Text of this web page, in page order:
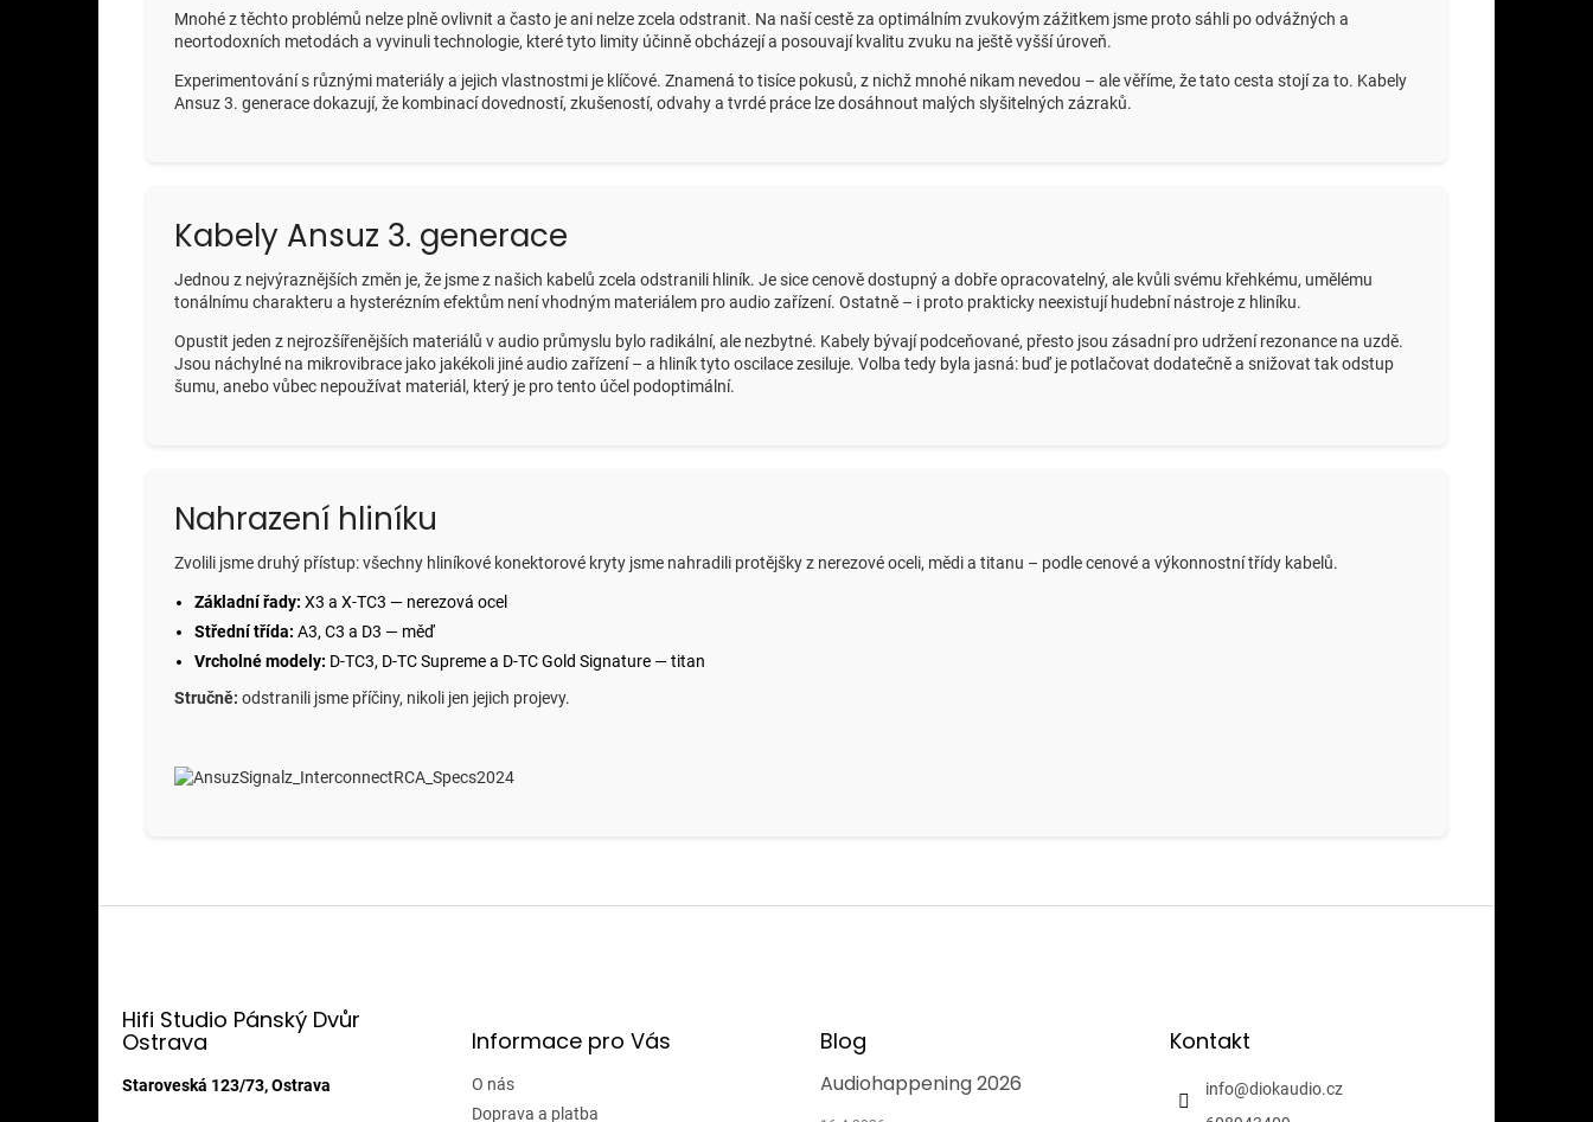
Mnohé z těchto problémů nelze plně ovlivnit a často je ani nelze zcela odstranit. Na naší cestě za optimálním zvukovým zážitkem jsme proto sáhli po odvážných a
neortodoxních metodách a vyvinuli technologie, které tyto limity účinně obcházejí a posouvají kvalitu zvuku na ještě vyšší úroveň.
Experimentování s různými materiály a jejich vlastnostmi je klíčové. Znamená to tisíce pokusů, z nichž mnohé nikam nevedou – ale věříme, že tato cesta stojí za to. Kabely
Ansuz 3. generace dokazují, že kombinací dovedností, zkušeností, odvahy a tvrdé práce lze dosáhnout malých slyšitelných zázraků.
Kabely Ansuz 3. generace
Jednou z nejvýraznějších změn je, že jsme z našich kabelů zcela odstranili hliník. Je sice cenově dostupný a dobře opracovatelný, ale kvůli svému křehkému, umělému
tonálnímu charakteru a hysterézním efektům není vhodným materiálem pro audio zařízení. Ostatně – i proto prakticky neexistují hudební nástroje z hliníku.
Opustit jeden z nejrozšířenějších materiálů v audio průmyslu bylo radikální, ale nezbytné. Kabely bývají podceňované, přesto jsou zásadní pro udržení rezonance na uzdě.
Jsou náchylné na mikrovibrace jako jakékoli jiné audio zařízení – a hliník tyto oscilace zesiluje. Volba tedy byla jasná: buď je potlačovat dodatečně a snižovat tak odstup
šumu, anebo vůbec nepoužívat materiál, který je pro tento účel podoptimální.
Nahrazení hliníku
Zvolili jsme druhý přístup: všechny hliníkové konektorové kryty jsme nahradili protějšky z nerezové oceli, mědi a titanu – podle cenové a výkonnostní třídy kabelů.
Základní řady: X3 a X-TC3 — nerezová ocel
Střední třída: A3, C3 a D3 — měď
Vrcholné modely: D-TC3, D-TC Supreme a D-TC Gold Signature — titan
Stručně: odstranili jsme příčiny, nikoli jen jejich projevy.
Hifi Studio Pánský Dvůr
Ostrava
Staroveská 123/73, Ostrava
Informace pro Vás
O nás
Doprava a platba
Blog
Audiohappening 2026
Kontakt
info@diokaudio.cz